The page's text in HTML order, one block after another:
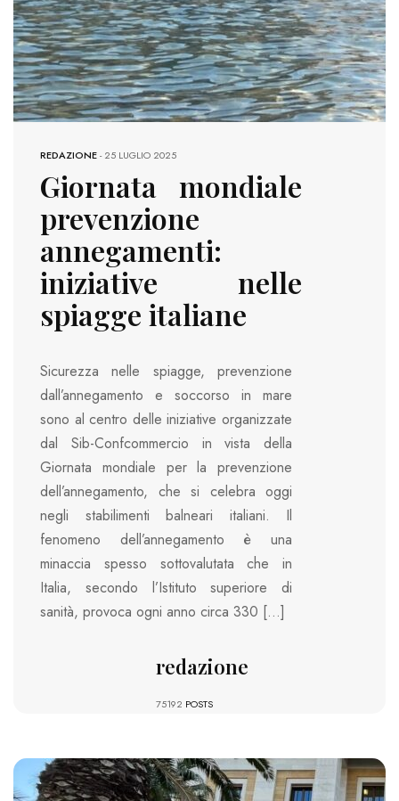
REDAZIONE-25 LUGLIO 2025
Giornata mondiale
prevenzione
annegamenti:
iniziative nelle
spiagge italiane
Sicurezza nelle spiagge, prevenzione
dall’annegamento e soccorso in mare
sono al centro delle iniziative organizzate
dal Sib-Confcommercio in vista della
Giornata mondiale per la prevenzione
dell’annegamento, che si celebra oggi
negli stabilimenti balneari italiani. Il
fenomeno dell’annegamento è una
minaccia spesso sottovalutata che in
Italia, secondo l’Istituto superiore di
sanità, provoca ogni anno circa 330 […]
redazione
75192 POSTS
1094 VIEWS